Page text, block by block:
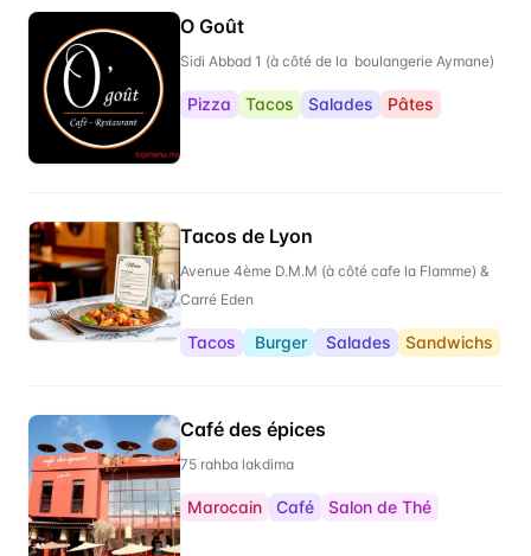
O Goût
Sidi Abbad 1 (à côté de la boulangerie Aymane)
Pizza Tacos Salades Pâtes
Tacos de Lyon
Avenue 4ème D.M.M (à côté cafe la Flamme) &
Carré Eden
Tacos Burger Salades Sandwichs
Café des épices
75 rahba lakdima
Marocain Café Salon de Thé